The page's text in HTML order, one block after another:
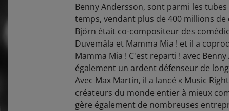
Benny Andersson, sont parmi les
temps, vendant plus de 400 millions
Björn était co-compositeur des
Duvemåla et Mamma Mia ! et il a
Mamma Mia ! C'est reparti ! avec
également un ardent défenseur de
Avec Max Martin, il a lancé « Music
créateurs du monde entier à mieux
gère également de nombreuses